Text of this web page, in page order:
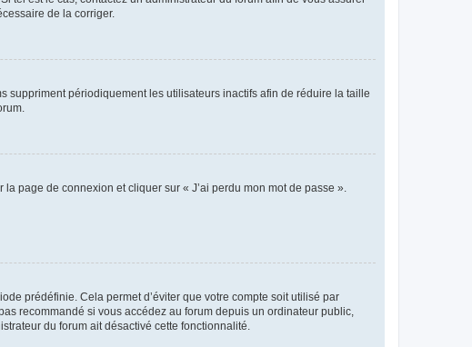
de la corriger.
suppriment périodiquement les utilisateurs inactifs afin de réduire la taille
page de connexion et cliquer sur « J’ai perdu mon mot de passe ».
prédéfinie. Cela permet d’éviter que votre compte soit utilisé par
recommandé si vous accédez au forum depuis un ordinateur public,
du forum ait désactivé cette fonctionnalité.